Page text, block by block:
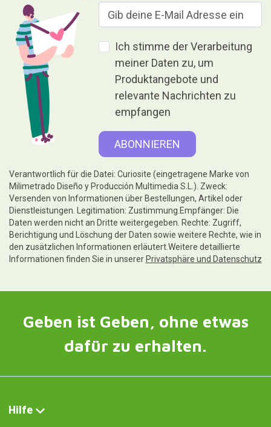
Ich stimme der Verarbeitung
meiner Daten zu, um
Produktangebote und
relevante Nachrichten zu
empfangen
Verantwortlich für die Datei: Curiosite (eingetragene Marke von
Milimetrado Diseño y Producción Multimedia S.L.). Zweck:
Versenden von Informationen über Bestellungen, Artikel oder
Dienstleistungen. Legitimation: Zustimmung.Empfänger: Die
Daten werden nicht an Dritte weitergegeben. Rechte: Zugriff,
Berichtigung und Löschung der Daten sowie weitere Rechte, wie in
den zusätzlichen Informationen erläutert.Weitere detaillierte
Informationen finden Sie in unsererPrivatsphäre und Datenschutz
Geben ist Geben, ohne etwas
dafür zu erhalten.
Hilfe